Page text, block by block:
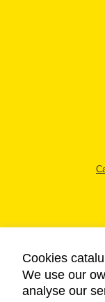
Cookies
We use our
analyse our